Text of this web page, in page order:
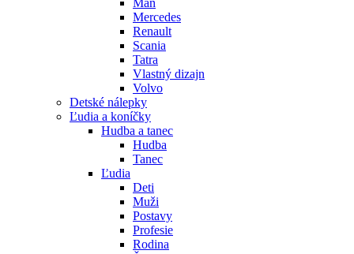
Man
Mercedes
Renault
Scania
Tatra
Vlastný dizajn
Volvo
Detské nálepky
Ľudia a koníčky
Hudba a tanec
Hudba
Tanec
Ľudia
Deti
Muži
Postavy
Profesie
Rodina